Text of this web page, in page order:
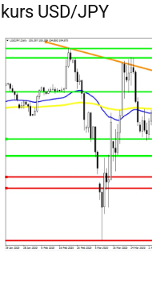
kurs USD/JPY